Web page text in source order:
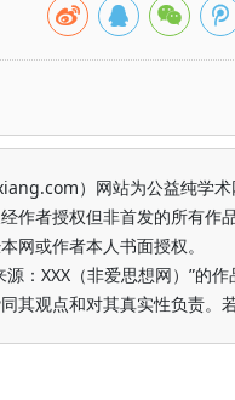
）网站为公益纯学术
作者授权但非首发的所有作
网或作者本人书面授权。
源：XXX（非爱思想网）”的
其观点和对其真实性负责。